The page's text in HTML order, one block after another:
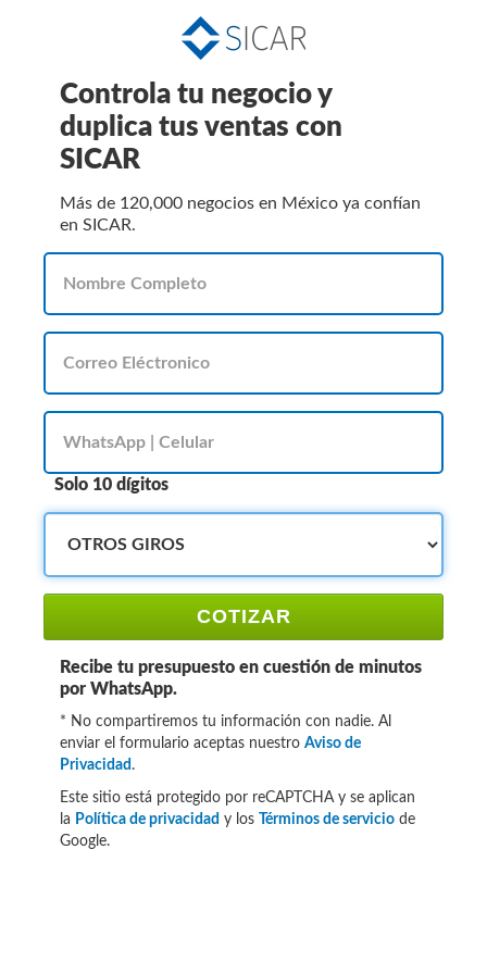
Controla tu negocio y
duplica tus ventas con
SICAR
Más de 120,000 negocios en México ya confían
en SICAR.
Solo 10 dígitos
COTIZAR
Recibe tu presupuesto en cuestión de minutos
por WhatsApp.
* No compartiremos tu información con nadie. Al
enviar el formulario aceptas nuestro Aviso de
Privacidad .
Este sitio está protegido por reCAPTCHA y se aplican
la Política de privacidad y los Términos de servicio de
Google.